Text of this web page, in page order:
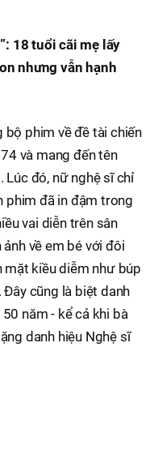
18 tuổi cãi mẹ lấy
nhưng vẫn hạnh
phim về đề tài chiến
và mang đến tên
Lúc đó, nữ nghệ sĩ chỉ
phim đã in đậm trong
vai diễn trên sân
về em bé với đôi
mặt kiều diễm như búp
cũng là biệt danh
năm - kể cả khi bà
danh hiệu Nghệ sĩ